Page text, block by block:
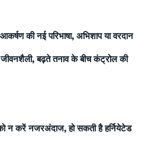
की नई परिभाषा, अभिशाप या वरदान
जीवनशैली, बढ़ते तनाव के बीच कंट्रोल की
न करें नजरअंदाज, हो सकती है हर्नियेटेड